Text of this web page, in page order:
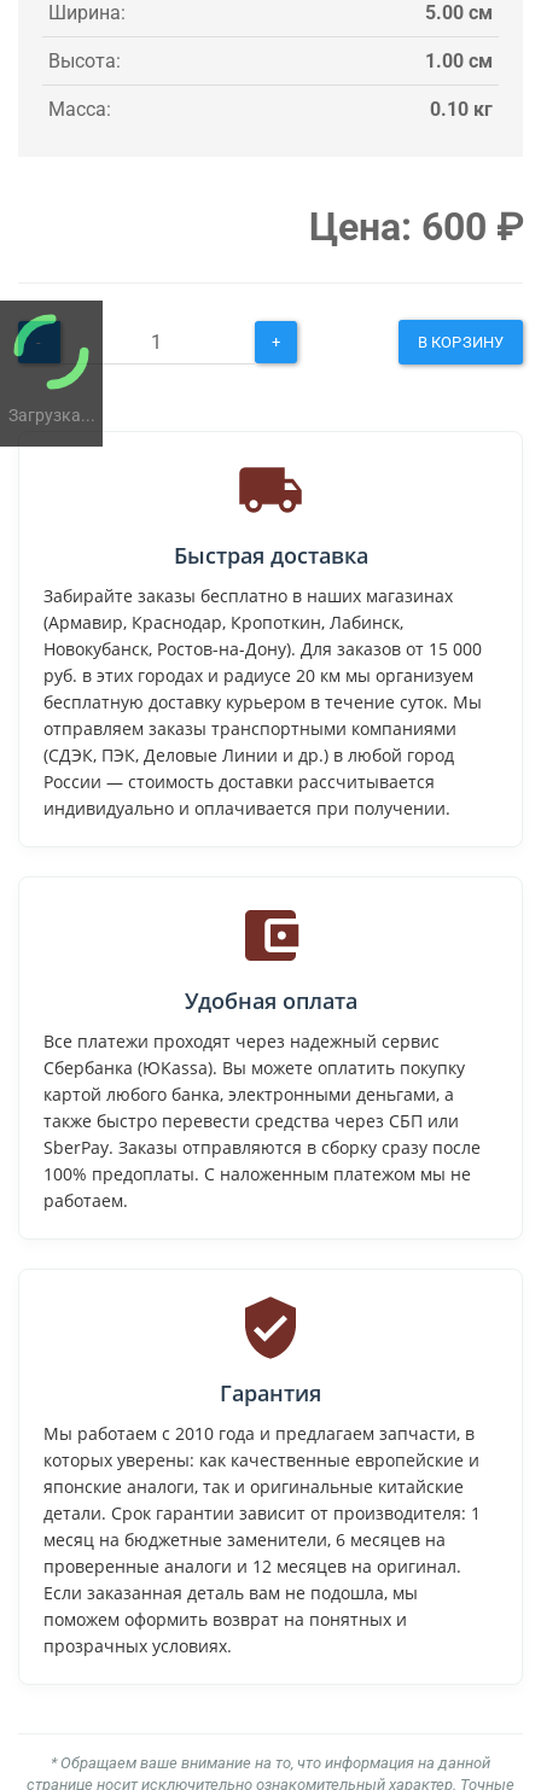
Загрузка...
Ширина: 5.00 см
Высота: 1.00 см
Масса: 0.10 кг
Цена: 600 ₽
- + В КОРЗИНУ
Быстрая доставка
Забирайте заказы бесплатно в наших магазинах
(Армавир, Краснодар, Кропоткин, Лабинск,
Новокубанск, Ростов-на-Дону). Для заказов от 15 000
руб. в этих городах и радиусе 20 км мы организуем
бесплатную доставку курьером в течение суток. Мы
отправляем заказы транспортными компаниями
(СДЭК, ПЭК, Деловые Линии и др.) в любой город
России — стоимость доставки рассчитывается
индивидуально и оплачивается при получении.
Удобная оплата
Все платежи проходят через надежный сервис
Сбербанка (ЮKassa). Вы можете оплатить покупку
картой любого банка, электронными деньгами, а
также быстро перевести средства через СБП или
SberPay. Заказы отправляются в сборку сразу после
100% предоплаты. С наложенным платежом мы не
работаем.
Гарантия
Мы работаем с 2010 года и предлагаем запчасти, в
которых уверены: как качественные европейские и
японские аналоги, так и оригинальные китайские
детали. Срок гарантии зависит от производителя: 1
месяц на бюджетные заменители, 6 месяцев на
проверенные аналоги и 12 месяцев на оригинал.
Если заказанная деталь вам не подошла, мы
поможем оформить возврат на понятных и
прозрачных условиях.
* Обращаем ваше внимание на то, что информация на данной
странице носит исключительно ознакомительный характер. Точные